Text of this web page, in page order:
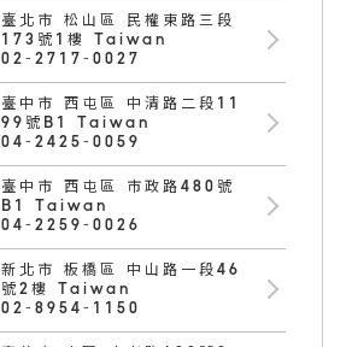
臺北市 松山區 民權東路三段
173號1樓 Taiwan
02-2717-0027
臺中市 西屯區 中清路二段11
99號B1 Taiwan
04-2425-0059
臺中市 西屯區 市政路480號
B1 Taiwan
04-2259-0026
新北市 板橋區 中山路一段46
號2樓 Taiwan
02-8954-1150